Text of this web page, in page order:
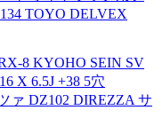
TOYO DELVEX
8 KYOHO SEIN SV
X 6.5J +38 5穴
ァ DZ102 DIREZZA サ